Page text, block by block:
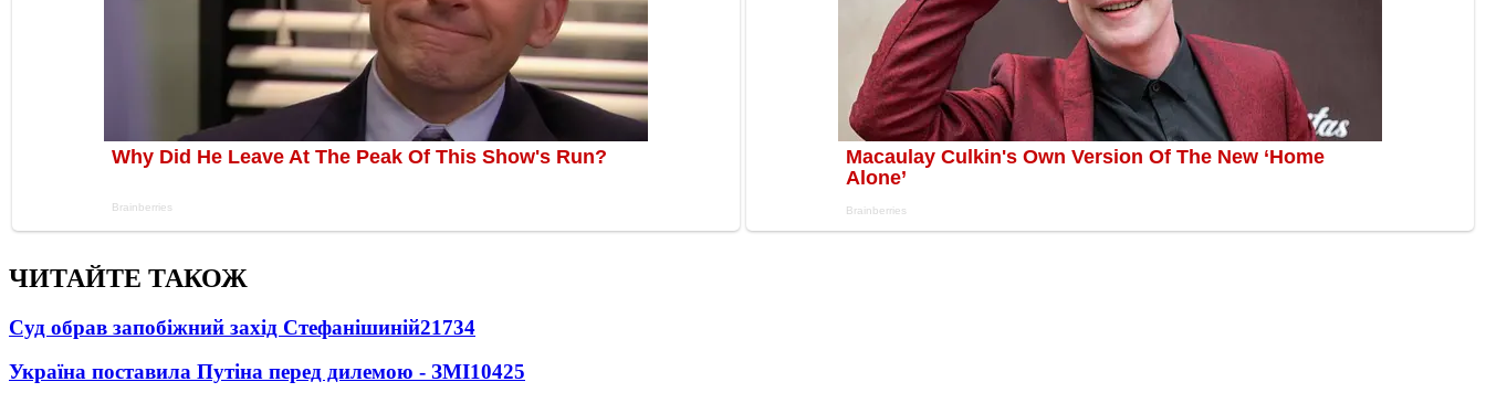
ЧИТАЙТЕ ТАКОЖ
Суд обрав запобіжний захід Стефанішиній21734
Україна поставила Путіна перед дилемою - ЗМІ10425